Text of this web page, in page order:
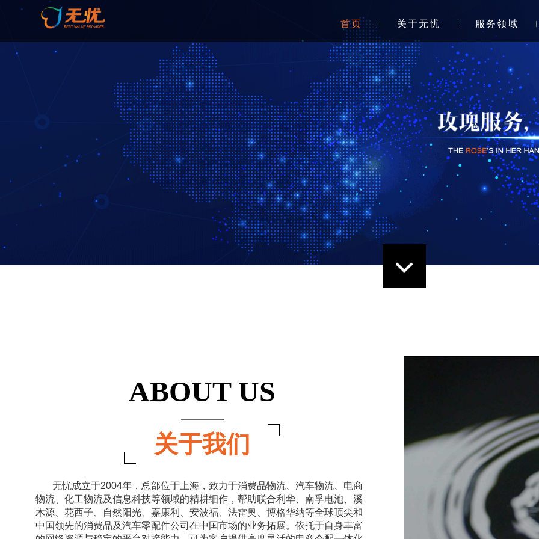
首页 关于无忧 服务领域
ABOUT US
关于我们
无忧成立于2004年，总部位于上海，致力于消费品物流、汽车物流、电商
物流、化工物流及信息科技等领域的精耕细作，帮助联合利华、南孚电池、溪
木源、花西子、自然阳光、嘉康利、安波福、法雷奥、博格华纳等全球顶尖和
中国领先的消费品及汽车零配件公司在中国市场的业务拓展。依托于自身丰富